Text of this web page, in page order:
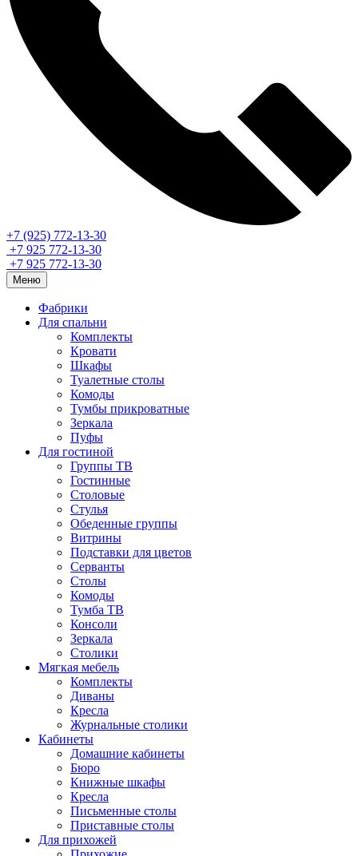
+7 (925) 772-13-30
+7 925 772-13-30
+7 925 772-13-30
Меню
Фабрики
Для спальни
Комплекты
Кровати
Шкафы
Туалетные столы
Комоды
Тумбы прикроватные
Зеркала
Пуфы
Для гостиной
Группы ТВ
Гостинные
Столовые
Стулья
Обеденные группы
Витрины
Подставки для цветов
Серванты
Столы
Комоды
Тумба ТВ
Консоли
Зеркала
Столики
Мягкая мебель
Комплекты
Диваны
Кресла
Журнальные столики
Кабинеты
Домашние кабинеты
Бюро
Книжные шкафы
Кресла
Письменные столы
Приставные столы
Для прихожей